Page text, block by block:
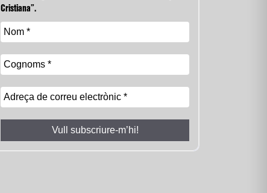
Cristiana”.